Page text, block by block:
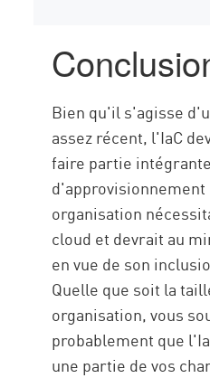
Bien qu'il s'agisse
assez récent, l'IaC
faire partie
d'approvisionnement
organisation
cloud et devrait au
en vue de son
Quelle que soit la
organisation, vous
probablement que
une partie de vos